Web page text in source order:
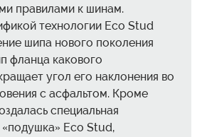
правилами к шинам.
технологии Eco Stud
шипа нового поколения
фланца какового
угол его наклонения во
с асфальтом. Кроме
специальная
Eco Stud,